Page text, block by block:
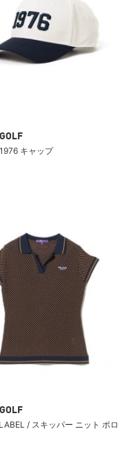
キャップ
/ スキッパー ニット ポロ